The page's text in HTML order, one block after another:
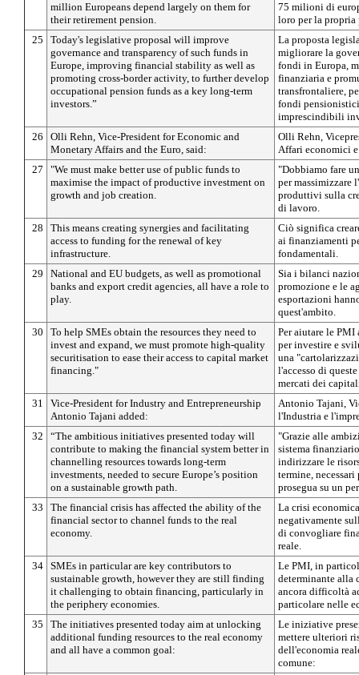
million Europeans depend largely on them for
their retirement pension.
75 milioni di
loro per la propria
25
Today's legislative proposal will improve
governance and transparency of such funds in
Europe, improving financial stability as well as
promoting cross-border activity, to further develop
occupational pension funds as a key long-term
investors.”
La proposta
migliorare la
fondi in Europa,
finanziaria e
transfrontaliere,
fondi
imprescindibili
26
Olli Rehn, Vice-President for Economic and
Monetary Affairs and the Euro, said:
Olli Rehn,
Affari economici
27
"We must make better use of public funds to
maximise the impact of productive investment on
growth and job creation.
"Dobbiamo fare
per
produttivi sulla
di lavoro.
28
This means creating synergies and facilitating
access to funding for the renewal of key
infrastructure.
Ciò significa
ai finanziamenti
fondamentali.
29
National and EU budgets, as well as promotional
banks and export credit agencies, all have a role to
play.
Sia i bilanci
promozione e le
esportazioni
quest'ambito.
30
To help SMEs obtain the resources they need to
invest and expand, we must promote high-quality
securitisation to ease their access to capital market
financing."
Per aiutare le PMI
per investire e
una
l'accesso di
mercati dei
31
Vice-President for Industry and Entrepreneurship
Antonio Tajani added:
Antonio Tajani,
l'Industria e
32
“The ambitious initiatives presented today will
contribute to making the financial system better in
channelling resources towards long-term
investments, needed to secure Europe’s position
on a sustainable growth path.
"Grazie alle
sistema
indirizzare le
termine,
prosegua su un
33
The financial crisis has affected the ability of the
financial sector to channel funds to the real
economy.
La crisi
negativamente
di convogliare
reale.
34 SMEs in particular are key contributors to
sustainable growth, however they are still finding
it challenging to obtain financing, particularly in
the periphery economies.
Le PMI, in
determinante alla
ancora difficoltà
particolare nelle
35
The initiatives presented today aim at unlocking
additional funding resources to the real economy
and all have a common goal:
Le iniziative
mettere ulteriori
dell'economia
comune: